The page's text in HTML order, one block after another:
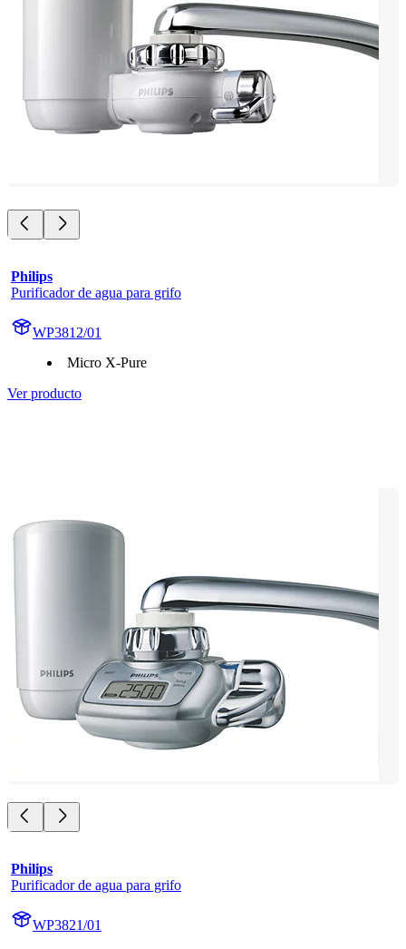
Philips
Purificador de agua para grifo
WP3812/01
Micro X-Pure
Ver producto
Philips
Purificador de agua para grifo
WP3821/01